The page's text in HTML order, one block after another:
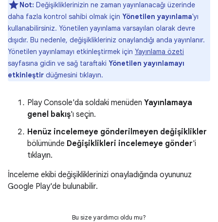
Not: Değişikliklerinizin ne zaman yayınlanacağı üzerinde
daha fazla kontrol sahibi olmak için Yönetilen yayınlama'yı
kullanabilirsiniz. Yönetilen yayınlama varsayılan olarak devre
dışıdır. Bu nedenle, değişiklikleriniz onaylandığı anda yayınlanır.
Yönetilen yayınlamayı etkinleştirmek için Yayınlama özeti
sayfasına gidin ve sağ taraftaki Yönetilen yayınlamayı
etkinleştir düğmesini tıklayın.
Play Console'da soldaki menüden Yayınlamaya
genel bakış'ı seçin.
Henüz incelemeye gönderilmeyen değişiklikler
bölümünde Değişiklikleri incelemeye gönder'i
tıklayın.
İnceleme ekibi değişikliklerinizi onayladığında oyununuz
Google Play'de bulunabilir.
Bu size yardımcı oldu mu?